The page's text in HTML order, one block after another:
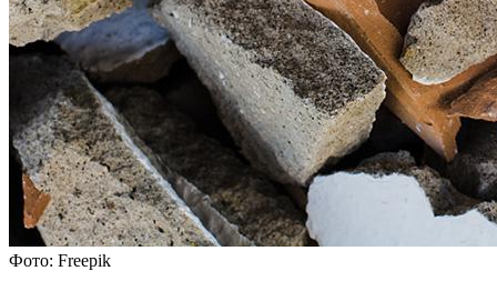
Фото: Freepik